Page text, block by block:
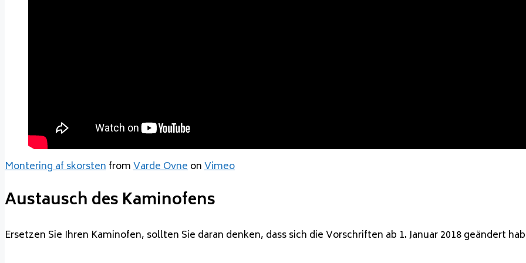
Montering af skorstenfromVarde OvneonVimeo
Austausch des Kaminofens
Ersetzen Sie Ihren Kaminofen, sollten Sie daran denken, dass sich die Vorschriften ab 1. Januar 2018 geändert